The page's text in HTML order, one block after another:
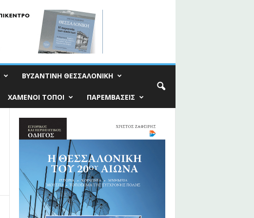
ΒΥΖΑΝΤΙΝΗ ΘΕΣΣΑΛΟΝΙΚΗ
ΧΑΜΕΝΟΙ ΤΟΠΟΙ ΠΑΡΕΜΒΑΣΕΙΣ